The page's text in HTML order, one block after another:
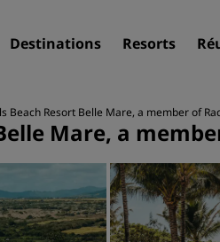
Destinations Resorts
Beach Resort Belle Mare, a member of
Mare, a